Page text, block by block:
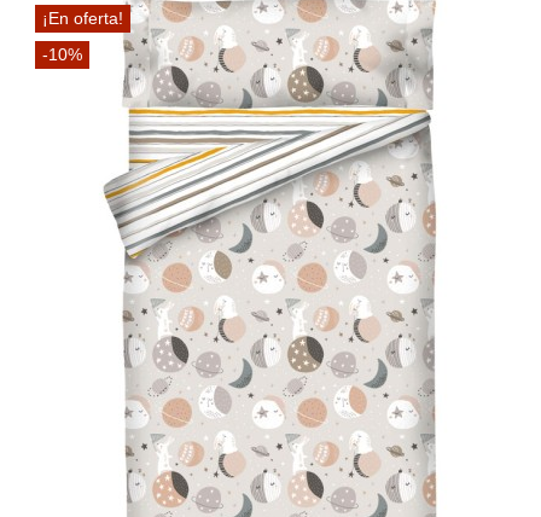
¡En oferta!
-10%